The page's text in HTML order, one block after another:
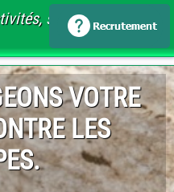
santé, immobilier
VOTRE
LES